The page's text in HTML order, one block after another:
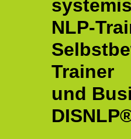
NLP-
Trainer
und